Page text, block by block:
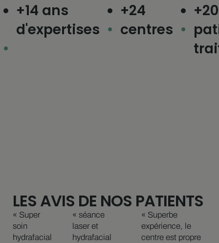
+14 ans
d'expertises
+24
centres
+200
LES AVIS DE NOS PATIENTS
« Super
soin
hydrafacial
« séance
laser et
hydrafacial
« Superbe
expérience, le
centre est propre